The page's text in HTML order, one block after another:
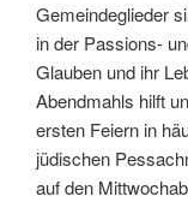
Gemeindeglieder
in der Passions-
Glauben und ihr
Abendmahls hilft
ersten Feiern in
jüdischen
auf den